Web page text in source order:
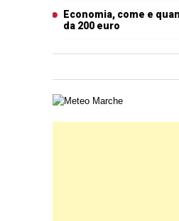
Economia, come e
da 200 euro
Carta meteorologica delle